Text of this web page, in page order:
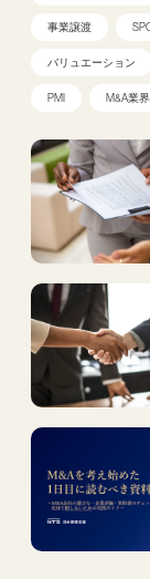
事業譲渡
バリュエーション
PMI M&A業